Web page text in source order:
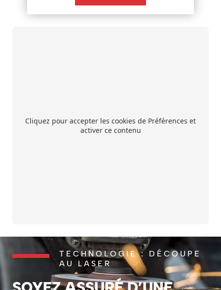
Cliquez pour accepter les cookies de Préférences et
activer ce contenu
TECHNOLOGIE : DÉCOUPE
AU LASER